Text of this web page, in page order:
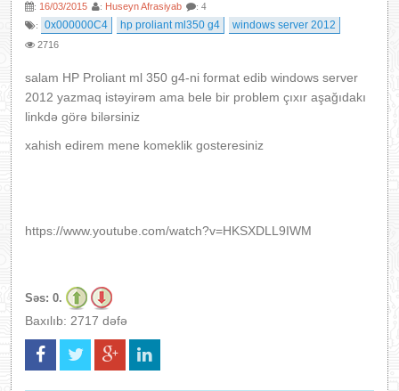
IT LÜĞƏT
: 16/03/2015 : Huseyn Afrasiyab
: 4
:
0x000000C4 hp proliant ml350 g4 windows server 2012
2716
salam HP Proliant ml 350 g4-ni format edib windows server
2012 yazmaq istəyirəm ama bele bir problem çıxır aşağıdakı
linkdə görə bilərsiniz
xahish edirem mene komeklik gosteresiniz
https://www.youtube.com/watch?v=HKSXDLL9IWM
Səs: 0.
Baxılıb: 2717 dəfə